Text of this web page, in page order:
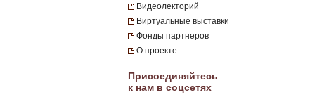
Видеолекторий
Виртуальные выставки
Фонды партнеров
О проекте
Присоединяйтесь
к нам в соцсетях